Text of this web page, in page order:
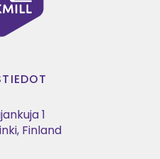
1
Finland